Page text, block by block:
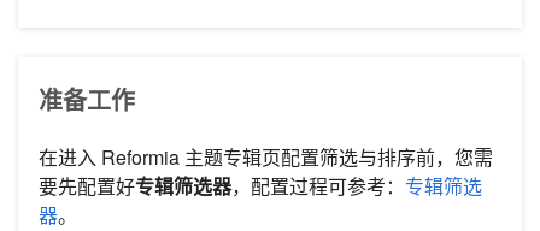
准备工作
在进入 Reformia 主题专辑页配置筛选与排序前，您需
要先配置好专辑筛选器，配置过程可参考： 专辑筛选
器。